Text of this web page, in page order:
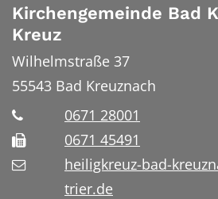
Kirchengemeinde Bad
Kreuz
Wilhelmstraße 37
55543 Bad Kreuznach
0671 28001
0671 45491
heiligkreuz-bad-
trier.de